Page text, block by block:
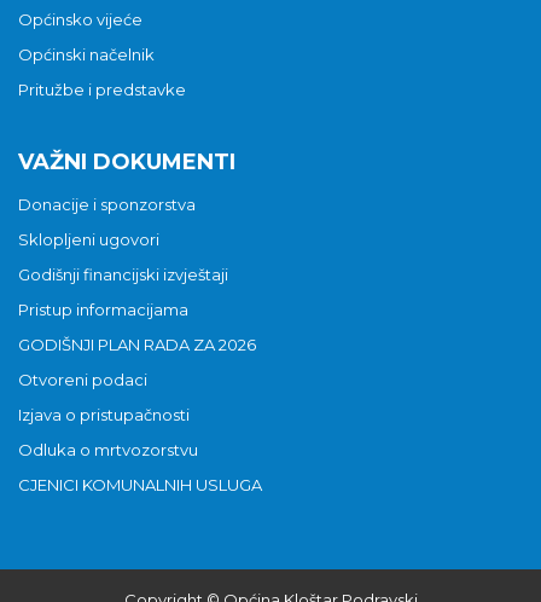
Općinsko vijeće
Općinski načelnik
Pritužbe i predstavke
VAŽNI DOKUMENTI
Donacije i sponzorstva
Sklopljeni ugovori
Godišnji financijski izvještaji
Pristup informacijama
GODIŠNJI PLAN RADA ZA 2026
Otvoreni podaci
Izjava o pristupačnosti
Odluka o mrtvozorstvu
CJENICI KOMUNALNIH USLUGA